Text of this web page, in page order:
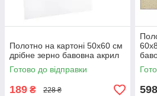
Полотно на картоні 50х60 см
дрібне зерно бавовна акрил
Готово до відправки
189 ₴ 228 ₴